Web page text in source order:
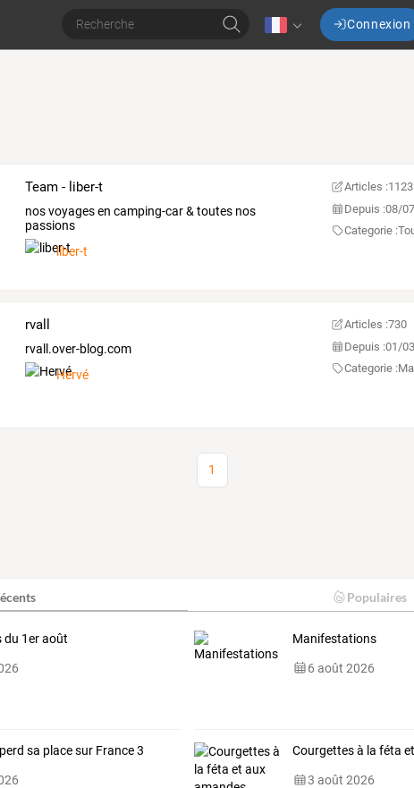
Connexion
Team - liber-t
nos voyages en camping-car & toutes nos
passions
liber-t
Articles :1123
Depuis :08/
Categorie :
rvall
rvall.over-blog.com
Hervé
Articles :730
Depuis :01/
Categorie :
1
Populaires
du 1er août Manifestations
6 août 2026
sa place sur France 3 Courgettes à la féta
3 août 2026